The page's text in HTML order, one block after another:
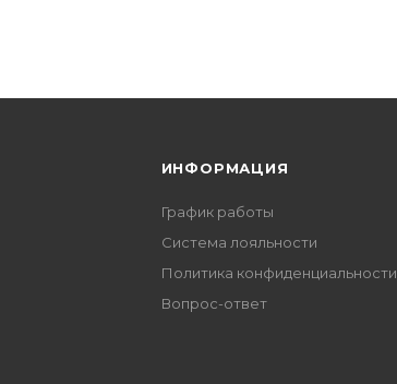
ИНФОРМАЦИЯ
График работы
Система лояльности
Политика конфиденциальности
Вопрос-ответ